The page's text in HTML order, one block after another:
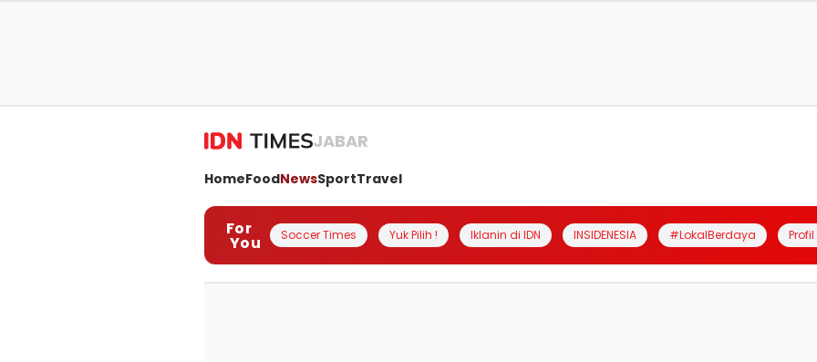
JABAR
HomeFoodNewsSportTravel
For
You Soccer Times Yuk Pilih ! Iklanin di IDN INSIDENESIA #LokalBerdaya